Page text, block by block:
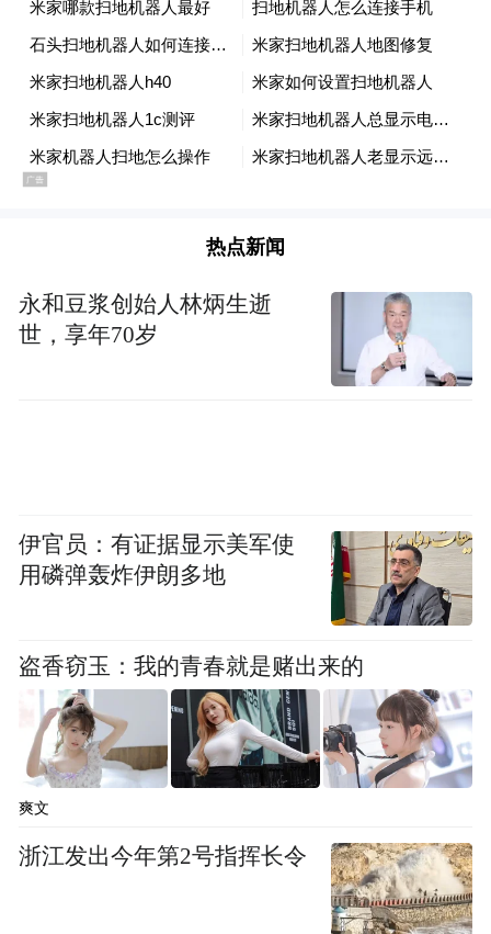
孩子的父亲。他说，平时会学习公司APP里
的应急救护线上培训课程，“订单超时没关
系，可以申请免罚。但救人不能耽搁，遇到
了就得管。”
“特别声明：以上作品内容(包括在内的视频、图片或音
频)为凤凰网旗下自媒体平台“大风号”用户上传并发
布，本平台仅提供信息存储空间服务。
热点新闻
永和豆浆创始人林炳生逝
世，享年70岁
伊官员：有证据显示美军使
用磷弹轰炸伊朗多地
盗香窃玉：我的青春就是赌出来的
爽文
浙江发出今年第2号指挥长令